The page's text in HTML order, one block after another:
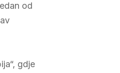
od
gdje